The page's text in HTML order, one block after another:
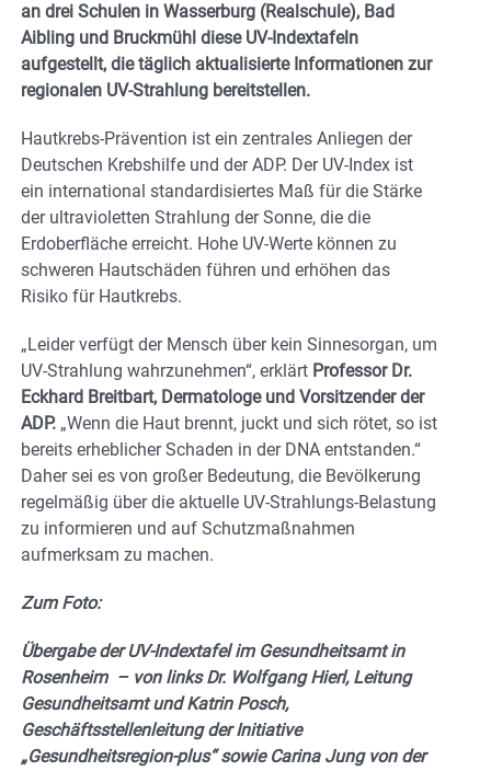
an drei Schulen in Wasserburg (Realschule), Bad
Aibling und Bruckmühl diese UV-Indextafeln
aufgestellt, die täglich aktualisierte Informationen zur
regionalen UV-Strahlung bereitstellen.
Hautkrebs-Prävention ist ein zentrales Anliegen der
Deutschen Krebshilfe und der ADP. Der UV-Index ist
ein international standardisiertes Maß für die Stärke
der ultravioletten Strahlung der Sonne, die die
Erdoberfläche erreicht. Hohe UV-Werte können zu
schweren Hautschäden führen und erhöhen das
Risiko für Hautkrebs.
„Leider verfügt der Mensch über kein Sinnesorgan, um
UV-Strahlung wahrzunehmen“, erklärt Professor Dr.
Eckhard Breitbart, Dermatologe und Vorsitzender der
ADP. „Wenn die Haut brennt, juckt und sich rötet, so ist
bereits erheblicher Schaden in der DNA entstanden.“
Daher sei es von großer Bedeutung, die Bevölkerung
regelmäßig über die aktuelle UV-Strahlungs-Belastung
zu informieren und auf Schutzmaßnahmen
aufmerksam zu machen.
Zum Foto:
Übergabe der UV-Indextafel im Gesundheitsamt in
Rosenheim – von links Dr. Wolfgang Hierl, Leitung
Gesundheitsamt und Katrin Posch,
Geschäftsstellenleitung der Initiative
„Gesundheitsregion-plus“ sowie Carina Jung von der